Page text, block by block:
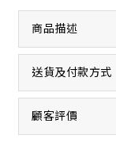
商品描述
送貨及付款方式
顧客評價